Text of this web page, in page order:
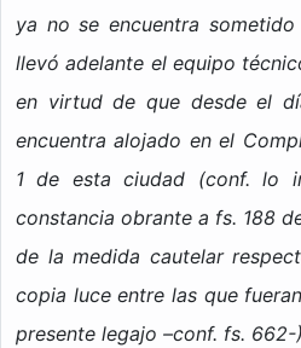
ya no se encuentra
llevó adelante el equipo
en virtud de que desde el
encuentra alojado en el
1 de esta ciudad (conf. lo
constancia obrante a fs. 188
de la medida cautelar
copia luce entre las que
presente legajo –conf. fs.